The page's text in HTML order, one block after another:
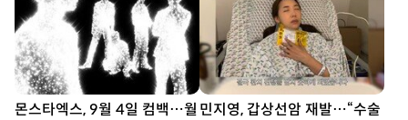
몬스타엑스, 9월 4일 컴백…월 민지영, 갑상선암 재발…“수술